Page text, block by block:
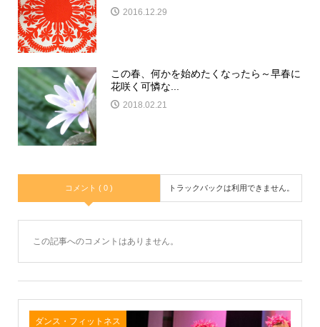
2016.12.29
この春、何かを始めたくなったら～早春に
花咲く可憐な...
2018.02.21
コメント ( 0 ) トラックバックは利用できません。
この記事へのコメントはありません。
ダンス・フィットネス